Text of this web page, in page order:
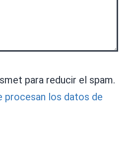
para reducir el spam.
procesan los datos de